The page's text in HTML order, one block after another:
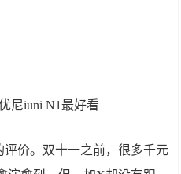
价。双十一之前，很多千元